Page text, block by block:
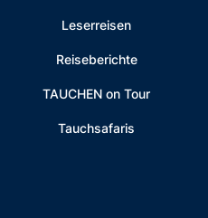
Leserreisen
Reiseberichte
TAUCHEN on Tour
Tauchsafaris